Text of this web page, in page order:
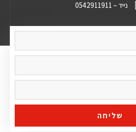
נייד – 0542911911
שליחה